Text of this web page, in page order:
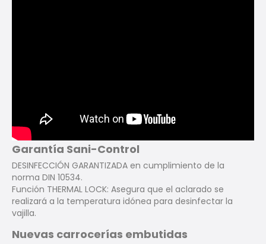
Garantía Sani-Control
DESINFECCIÓN GARANTIZADA en cumplimiento de la
norma DIN 10534.
Función THERMAL LOCK: Asegura que el aclarado se
realizará a la temperatura idónea para desinfectar la
vajilla.
Nuevas carrocerías embutidas